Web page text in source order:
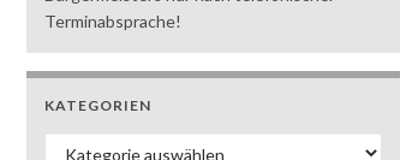
Terminabsprache!
KATEGORIEN
Kategorien